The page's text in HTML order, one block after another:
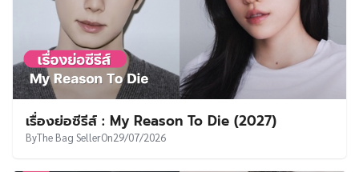
เรื่องย่อซีรีส์ : My Reason To Die (2027)
ByThe Bag SellerOn29/07/2026